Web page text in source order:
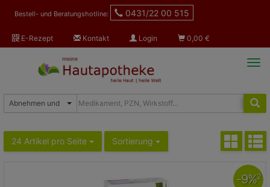
Bestell- und Beratungshotline: 0431/22 00 515
E-Rezept Kontakt Login 0,00 €
24 Artikel pro Seite Sortierung
-9%2